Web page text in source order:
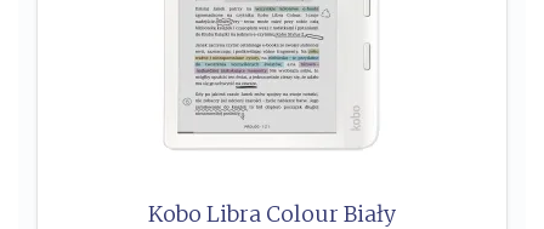
Kobo Libra Colour Biały